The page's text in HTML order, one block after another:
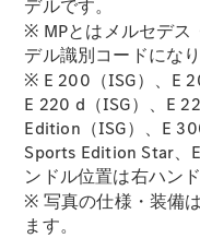
All SUV
EQA
電気
EQE
SUV
電気
EQS
SUV
電気
Mercedes-
Maybach
EQS SUV
電気
GLA
デルです。
※ MPとはメルセデス
デル識別コードになり
※ E 200（ISG）、E
E 220 d（ISG）、E
Edition（ISG）、E
Sports Edition Star、
ンドル位置は右ハン
※ 写真の仕様・装備
ます。